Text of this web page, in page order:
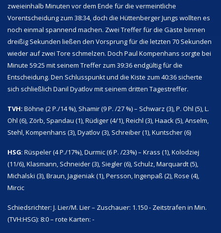
zweieinhalb Minuten vor dem Ende für die vermeintliche
Vorentscheidung zum 38:34, doch die Hüttenberger Jungs wollten es
noch einmal spannend machen. Zwei Treffer für die Gäste binnen
dreißig Sekunden ließen den Vorsprung für die letzten 70 Sekunden
wieder auf zwei Tore schmelzen. Doch Paul Kompenhans sorgte bei
Minute 59:25 mit seinem Treffer zum 39:36 endgültig für die
Entscheidung. Den Schlusspunkt und die Kiste zum 40:36 sicherte
sich schließlich Danil Dyatlov mit seinem dritten Tagestreffer.
TVH: Böhne (2 P./14 %), Shamir (9 P. /27 %) – Schwarz (3), P. Ohl (5), L.
Ohl (6), Zörb, Spandau (1), Rüdiger (4/1), Reichl (3), Haack (5), Anselm,
Stehl, Kompenhans (3), Dyatlov (3), Schreiber (1), Kuntscher (6)
HSG: Rüspeler (4 P./17%), Durmic (6 P. /23%) – Krass (1), Kolodziej
(11/6), Klasmann, Schneider (3), Siegler (6), Schulz, Marquardt (5),
Michalski (3), Braun, Jagieniak (1), Persson, Ingenpaß (2), Rose (4),
Mircic
Schiedsrichter: J. Lier/M. Lier – Zuschauer: 1.150 - Zeitstrafen in Min.
(TVH:HSG): 8:0 – rote Karten: -